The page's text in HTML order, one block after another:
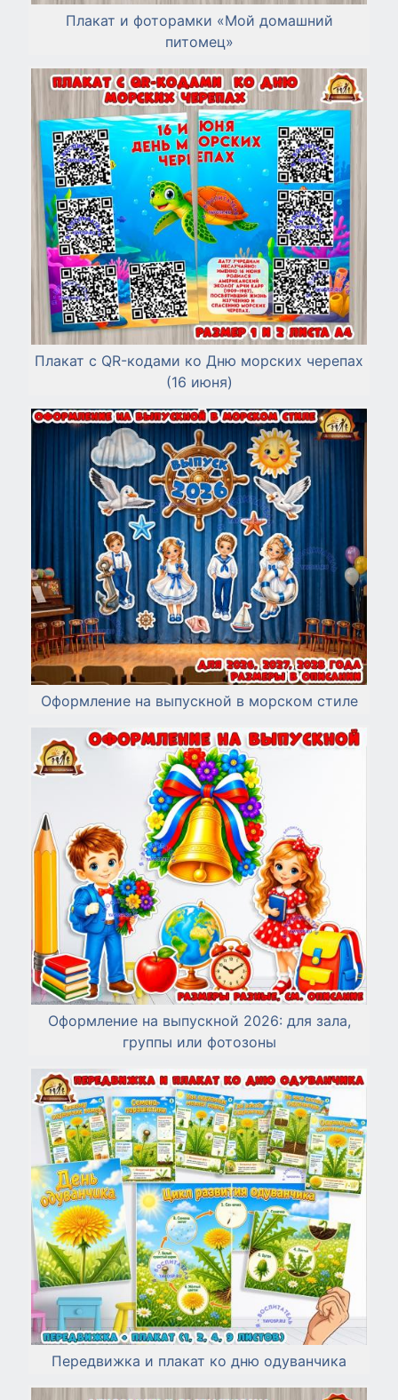
Плакат и фоторамки «Мой домашний
питомец»
Плакат с QR-кодами ко Дню морских черепах
(16 июня)
Оформление на выпускной в морском стиле
Оформление на выпускной 2026: для зала,
группы или фотозоны
Передвижка и плакат ко дню одуванчика